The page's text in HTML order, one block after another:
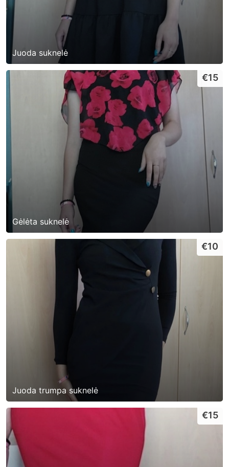
Juoda suknelė
Gėlėta suknelė
€15
Juoda trumpa suknelė
€10
€15